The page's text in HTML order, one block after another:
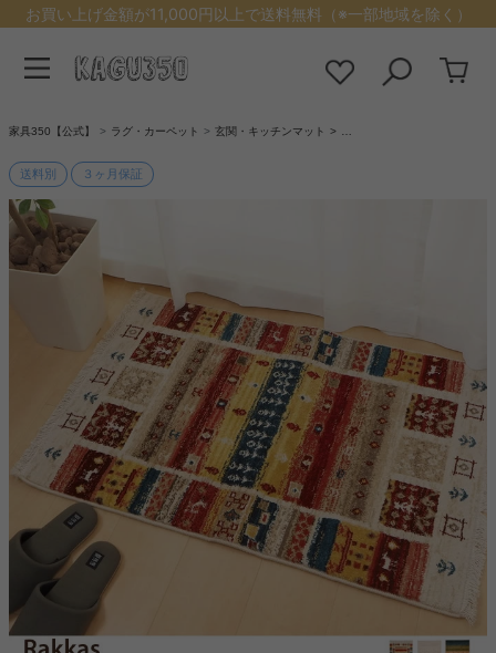
お買い上げ金額が11,000円以上で送料無料（※一部地域を除く）
家具350【公式】 ラグ・カーペット 玄関・キッチンマット
送料別 ３ヶ月保証